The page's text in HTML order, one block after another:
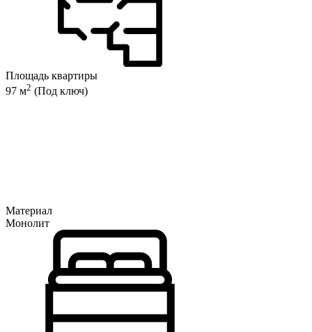
Площадь квартиры
97 м2 (Под ключ)
Материал
Монолит